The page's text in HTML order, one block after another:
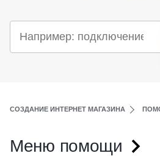
СОЗДАНИЕ ИНТЕРНЕТ МАГАЗИНА
Меню помощи